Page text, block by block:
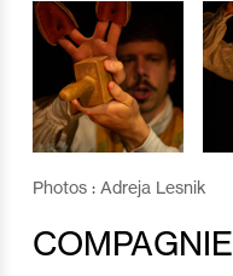
Photos : Adreja Lesnik
COMPAGNIE